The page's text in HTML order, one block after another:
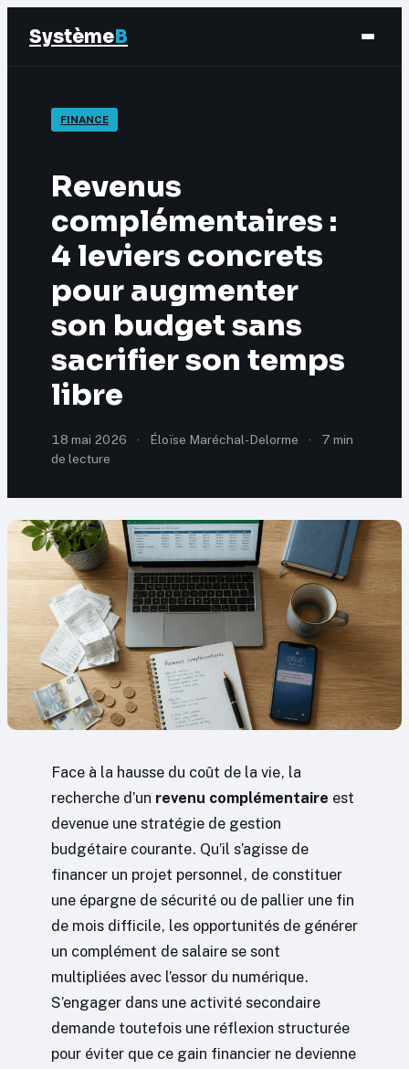
SystèmeB
Finance
Éducation & Emploi
Marketing
FINANCE
Revenus
complémentaires :
4 leviers concrets
pour augmenter
son budget sans
sacrifier son temps
libre
18 mai 2026 · Éloïse Maréchal-Delorme ·
7 min
de lecture
Face à la hausse du coût de la vie, la
recherche d’un revenu complémentaire est
devenue une stratégie de gestion
budgétaire courante. Qu’il s’agisse de
financer un projet personnel, de constituer
une épargne de sécurité ou de pallier une fin
de mois difficile, les opportunités de générer
un complément de salaire se sont
multipliées avec l’essor du numérique.
S’engager dans une activité secondaire
demande toutefois une réflexion structurée
pour éviter que ce gain financier ne devienne